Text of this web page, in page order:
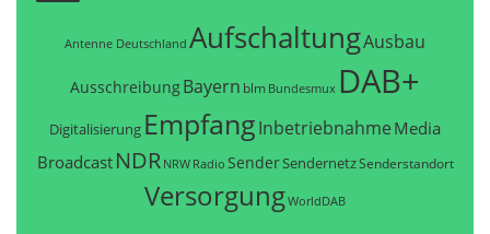
Antenne Deutschland AufschaltungAusbau
AusschreibungBayern blm Bundesmux DAB+
Digitalisierung EmpfangInbetriebnahme Media
Broadcast NDR NRW Radio SenderSendernetzSenderstandort
VersorgungWorldDAB